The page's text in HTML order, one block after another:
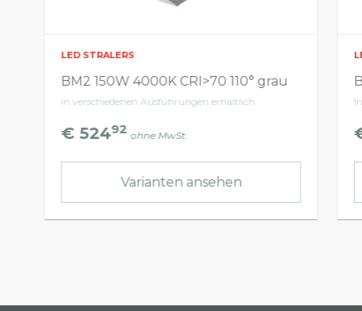
LED STRALERS
BM2 150W 4000K CRI>70 110° grau
In verschiedenen Ausführungen erhältlich
€ 52492 ohne MwSt.
Varianten ansehen